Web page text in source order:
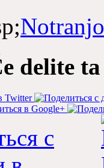
delite